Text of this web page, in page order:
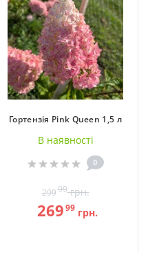
Гортензія Pink Queen 1,5 л
В наявностi
0
29999грн.
26999грн.